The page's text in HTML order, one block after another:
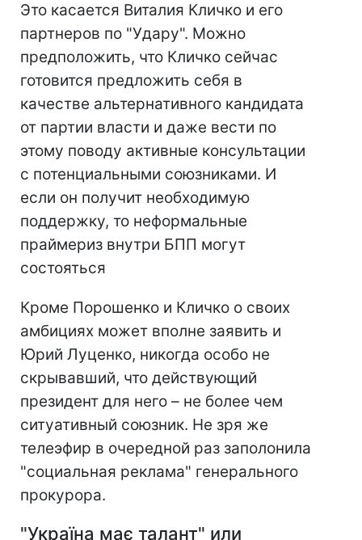
Это касается Виталия Кличко и его
партнеров по "Удару". Можно
предположить, что Кличко сейчас
готовится предложить себя в
качестве альтернативного кандидата
от партии власти и даже вести по
этому поводу активные консультации
с потенциальными союзниками. И
если он получит необходимую
поддержку, то неформальные
праймериз внутри БПП могут
состояться
Кроме Порошенко и Кличко о своих
амбициях может вполне заявить и
Юрий Луценко, никогда особо не
скрывавший, что действующий
президент для него – не более чем
ситуативный союзник. Не зря же
телеэфир в очередной раз заполонила
"социальная реклама" генерального
прокурора.
"Україна має талант" или